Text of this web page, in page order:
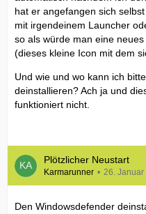
hat er angefangen sich
mit irgendeinem Launcher
so als würde man eine
(dieses kleine Icon mit dem
Und wie und wo kann ich
deinstallieren? Ach ja und
funktioniert nicht.
Plötzlicher Neustart
Karmarunner 26. Januar
Den Windowsdefender